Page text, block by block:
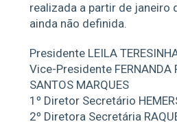
realizada a partir de janeiro
ainda não definida.
Presidente LEILA
Vice-Presidente FERNANDA
SANTOS MARQUES
1º Diretor Secretário
2º Diretora Secretária